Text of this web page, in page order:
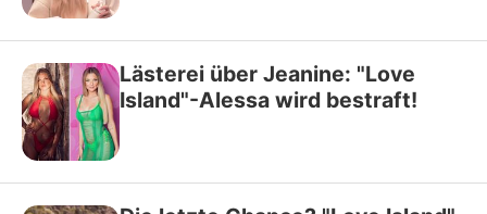
Lästerei über Jeanine: "Love
Island"-Alessa wird bestraft!